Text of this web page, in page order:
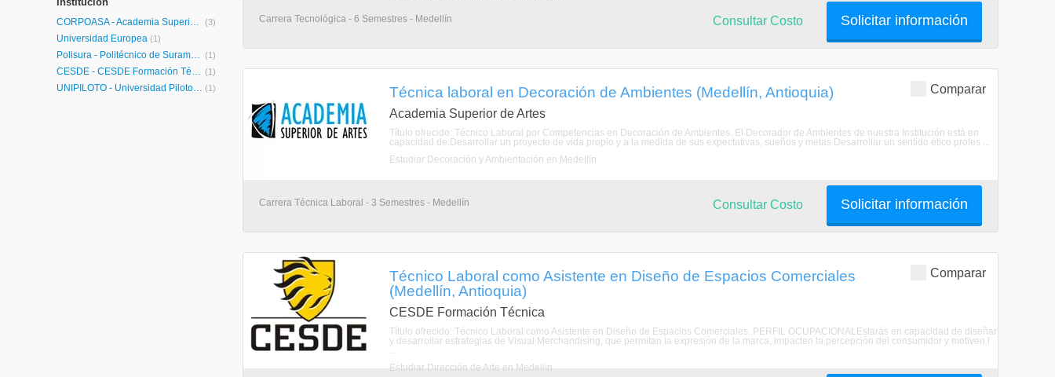
CORPOASA - Academia Superior de Artes (3)
Universidad Europea (1)
Polisura - Politécnico de Suramérica (1)
CESDE - CESDE Formación Técnica (1)
UNIPILOTO - Universidad Piloto de Colombia (1)
Carrera Tecnológica - 6 Semestres - Medellín Solicitar información
Consultar Costo
Comparar
Técnica laboral en Decoración de Ambientes (Medellín, Antioquia)
Academia Superior de Artes
Título ofrecido: Técnico Laboral por Competencias en Decoración de Ambientes. El Decorador de Ambientes de nuestra Institución está en
capacidad de:Desarrollar un proyecto de vida propio y a la medida de sus expectativas, sueños y metas.Desarrollar un sentido ético profes ...
Estudiar Decoración y Ambientación en Medellín
Carrera Técnica Laboral - 3 Semestres - Medellín Solicitar información
Consultar Costo
Comparar
Técnico Laboral como Asistente en Diseño de Espacios Comerciales
(Medellín, Antioquia)
CESDE Formación Técnica
Título ofrecido: Técnico Laboral como Asistente en Diseño de Espacios Comerciales. PERFIL OCUPACIONALEstarás en capacidad de diseñar
y desarrollar estrategias de Visual Merchandising, que permitan la expresión de la marca, impacten la percepción del consumidor y motiven l
...
Estudiar Dirección de Arte en Medellín